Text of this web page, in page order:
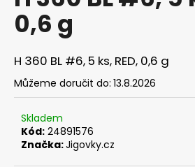
0,0
z
hvězdiček.
0,6 g
H 360 BL #6, 5 ks, RED, 0,6 g
Můžeme doručit do: 13.8.2026
Skladem
Kód: 24891576
Značka:Jigovky.cz
a
j
í
t
?